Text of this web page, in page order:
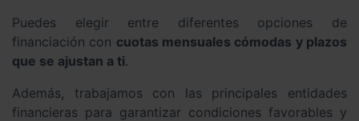
Puedes elegir entre diferentes opciones de
financiación con cuotas mensuales cómodas y plazos
que se ajustan a ti.
Además, trabajamos con las principales entidades
financieras para garantizar condiciones favorables y